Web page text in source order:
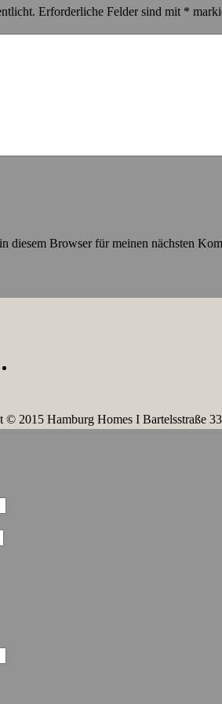
Erforderliche Felder sind mit *
diesem Browser für meinen nächsten
2015 Hamburg Homes I Bartelsstraße